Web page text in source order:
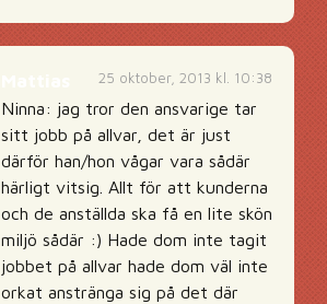
25 oktober, 2013 kl. 10:38
Ninna: jag tror den ansvarige tar
sitt jobb på allvar, det är just
därför han/hon vågar vara sådär
härligt vitsig. Allt för att kunderna
och de anställda ska få en lite skön
miljö sådär :) Hade dom inte tagit
jobbet på allvar hade dom väl inte
orkat anstränga sig på det där